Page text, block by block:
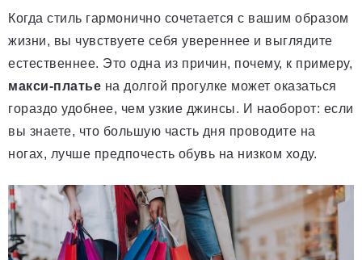
Когда стиль гармонично сочетается с вашим образом
жизни, вы чувствуете себя увереннее и выглядите
естественнее. Это одна из причин, почему, к примеру,
макси-платье на долгой прогулке может оказаться
гораздо удобнее, чем узкие джинсы. И наоборот: если
вы знаете, что большую часть дня проводите на
ногах, лучше предпочесть обувь на низком ходу.